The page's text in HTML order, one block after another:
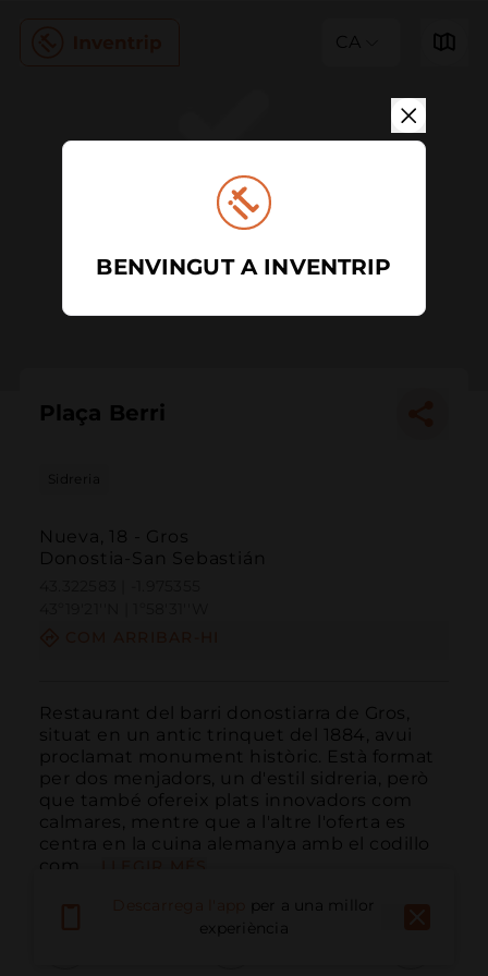
CA
Plaça Berri
Sidreria
Nueva, 18 - Gros
Donostia-San Sebastián
Restaurant del barri donostiarra de Gros,
situat en un antic trinquet del 1884, avui
proclamat monument històric. Està format
per dos menjadors, un d'estil sidreria, però
que també ofereix plats innovadors com
calmares, mentre que a l'altre l'oferta es
centra en la cuina alemanya amb el codillo
com ...
per a una millor
experiència
BENVINGUT A INVENTRIP